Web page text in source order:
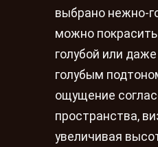
выбрано нежно-
можно
голубой или
голубым
ощущение
пространства,
увеличивая